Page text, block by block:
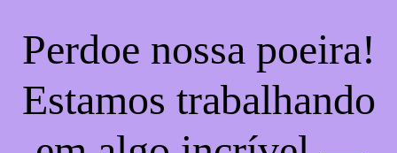
Perdoe nossa poeira!
Estamos trabalhando